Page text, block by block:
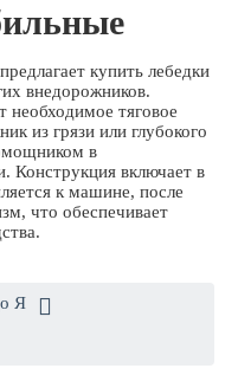
купить лебедки
внедорожников.
необходимое тяговое
из грязи или глубокого
в
Конструкция включает в
к машине, после
что обеспечивает
Я